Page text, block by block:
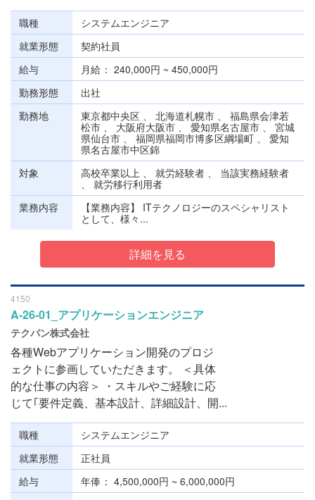
職種
システムエンジニア
就業形態
契約社員
給与
月給
240,000円 ~ 450,000円
勤務形態
出社
勤務地
東京都中央区 、 北海道札幌市 、 福島県会津若
松市 、 大阪府大阪市 、 愛知県名古屋市 、 宮城
県仙台市 、 福岡県福岡市博多区綱場町 、 愛知
県名古屋市中区錦
対象
高校卒業以上 、 就労経験者 、 当該実務経験者
、 就労移行利用者
業務内容
【業務内容】 ITテクノロジーのスペシャリスト
として、様々...
詳細を見る
4150
A-26-01_アプリケーションエンジニア
テクバン株式会社
各種Webアプリケーション開発のプロジ
ェクトに参画していただきます。 ＜具体
的な仕事の内容＞ ・スキルやご経験に応
じて｢要件定義、基本設計、詳細設計、開...
職種
システムエンジニア
就業形態
正社員
給与
年俸
4,500,000円 ~ 6,000,000円